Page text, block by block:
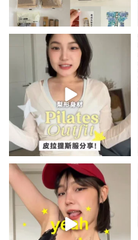
💭留言「美背」傳🔗給你！
🏷️#吉推韓國 🇰🇷
...
49 20
summer outfit⋆.˚✮🎧✮˚.⋆
夏日穿搭最需要單品！...
755 43